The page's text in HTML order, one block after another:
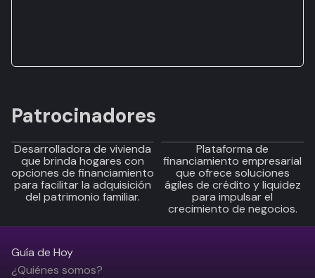
Patrocinadores
Desarrolladora de vivienda
que brinda hogares con
opciones de financiamiento
para facilitar la adquisición
del patrimonio familiar.
Plataforma de
financiamiento empresarial
que ofrece soluciones
ágiles de crédito y liquidez
para impulsar el
crecimiento de negocios.
Guía de Hoy
¿Quiénes somos?